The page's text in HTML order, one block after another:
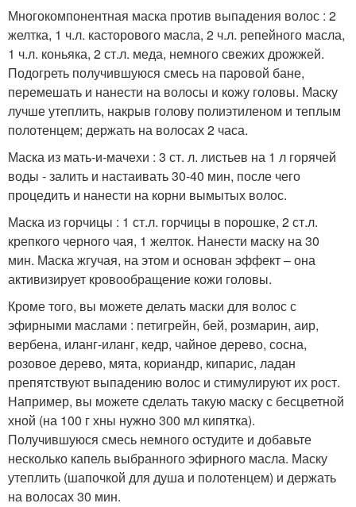
Многокомпонентная маска против выпадения волос : 2
желтка, 1 ч.л. касторового масла, 2 ч.л. репейного масла,
1 ч.л. коньяка, 2 ст.л. меда, немного свежих дрожжей.
Подогреть получившуюся смесь на паровой бане,
перемешать и нанести на волосы и кожу головы. Маску
лучше утеплить, накрыв голову полиэтиленом и теплым
полотенцем; держать на волосах 2 часа.
Маска из мать-и-мачехи : 3 ст. л. листьев на 1 л горячей
воды - залить и настаивать 30-40 мин, после чего
процедить и нанести на корни вымытых волос.
Маска из горчицы : 1 ст.л. горчицы в порошке, 2 ст.л.
крепкого черного чая, 1 желток. Нанести маску на 30
мин. Маска жгучая, на этом и основан эффект – она
активизирует кровообращение кожи головы.
Кроме того, вы можете делать маски для волос с
эфирными маслами : петигрейн, бей, розмарин, аир,
вербена, иланг-иланг, кедр, чайное дерево, сосна,
розовое дерево, мята, кориандр, кипарис, ладан
препятствуют выпадению волос и стимулируют их рост.
Например, вы можете сделать такую маску с бесцветной
хной (на 100 г хны нужно 300 мл кипятка).
Получившуюся смесь немного остудите и добавьте
несколько капель выбранного эфирного масла. Маску
утеплить (шапочкой для душа и полотенцем) и держать
на волосах 30 мин.